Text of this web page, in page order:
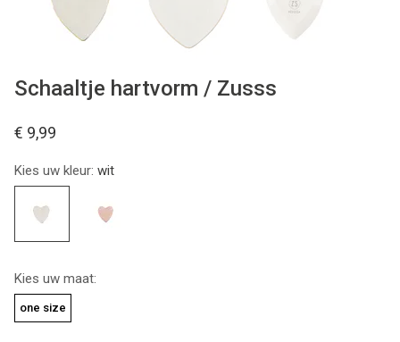
KIDS
Schaaltje hartvorm / Zusss
€ 9,99
Kies uw kleur: wit
Kies uw maat:
one size